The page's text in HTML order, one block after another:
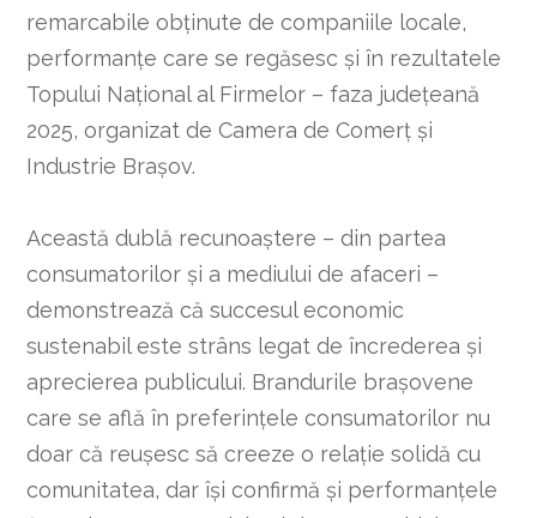
remarcabile obținute de companiile locale,
performanțe care se regăsesc și în rezultatele
Topului Național al Firmelor – faza județeană
2025, organizat de Camera de Comerț și
Industrie Brașov.
Această dublă recunoaștere – din partea
consumatorilor și a mediului de afaceri –
demonstrează că succesul economic
sustenabil este strâns legat de încrederea și
aprecierea publicului. Brandurile brașovene
care se află în preferințele consumatorilor nu
doar că reușesc să creeze o relație solidă cu
comunitatea, dar își confirmă și performanțele